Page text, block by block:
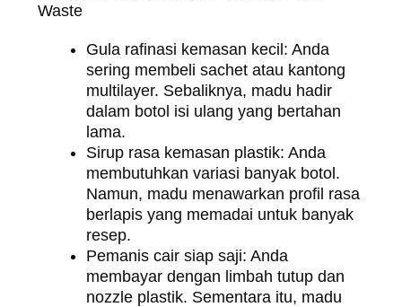
Waste
Gula rafinasi kemasan kecil: Anda
sering membeli sachet atau kantong
multilayer. Sebaliknya, madu hadir
dalam botol isi ulang yang bertahan
lama.
Sirup rasa kemasan plastik: Anda
membutuhkan variasi banyak botol.
Namun, madu menawarkan profil rasa
berlapis yang memadai untuk banyak
resep.
Pemanis cair siap saji: Anda
membayar dengan limbah tutup dan
nozzle plastik. Sementara itu, madu